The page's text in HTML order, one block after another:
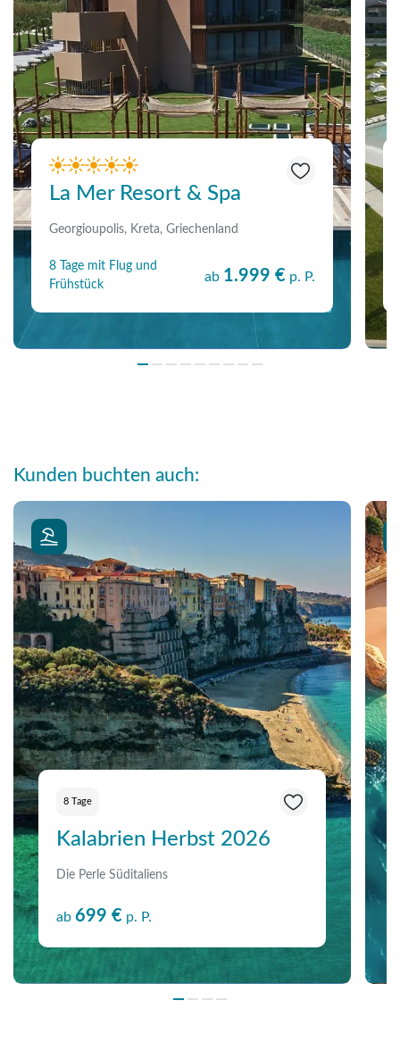
La Mer Resort & Spa
Georgioupolis, Kreta, Griechenland
8 Tage mit Flug und
Frühstück
ab 1.999 € p. P.
Kunden buchten auch:
8 Tage
Kalabrien Herbst 2026
Die Perle Süditaliens
ab699 € p. P.